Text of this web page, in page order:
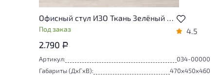
Офисный стул ИЗО Ткань Зелёный Россия
Под заказ 4.5
2.790 Р
Артикул:
034-00000
Габариты (ДxГxВ):
470x450x460